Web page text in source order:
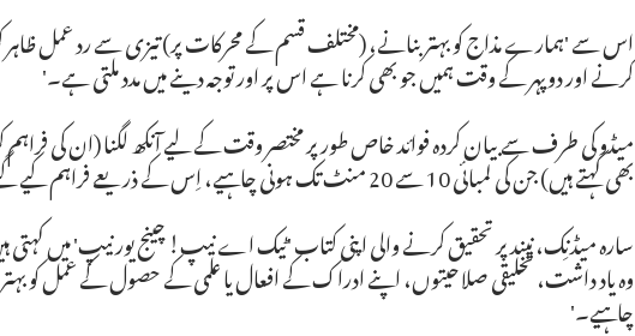
اس سے 'ہمارے مذاج کو بہتر بنانے، (مختلف قسم کے محرکات پر) تیزی سے رد عمل
کرنے اور دوپہر کے وقت ہمیں جو بھی کرنا ہے اس پر اور توجہ دینے میں مدد ملتی ہے۔'
میڈو کی طرف سے بیان کردہ فوائد خاص طور پر مختصر وقت کے لیے آنکھ لگنا (ان کی فراہم
بھی کہتے ہیں) جن کی لمبائی 10 سے 20 منٹ تک ہونی چاہیے، اِس کے ذریعے فراہم کیے گئے فوائد کی نشاندہی کرتے ہیں۔
سارہ میڈنِک، نیند پر تحقیق کرنے والی اپنی کتاب 'ٹیک اے نیپ! چینج یور نیپ' میں
چاہیے۔'